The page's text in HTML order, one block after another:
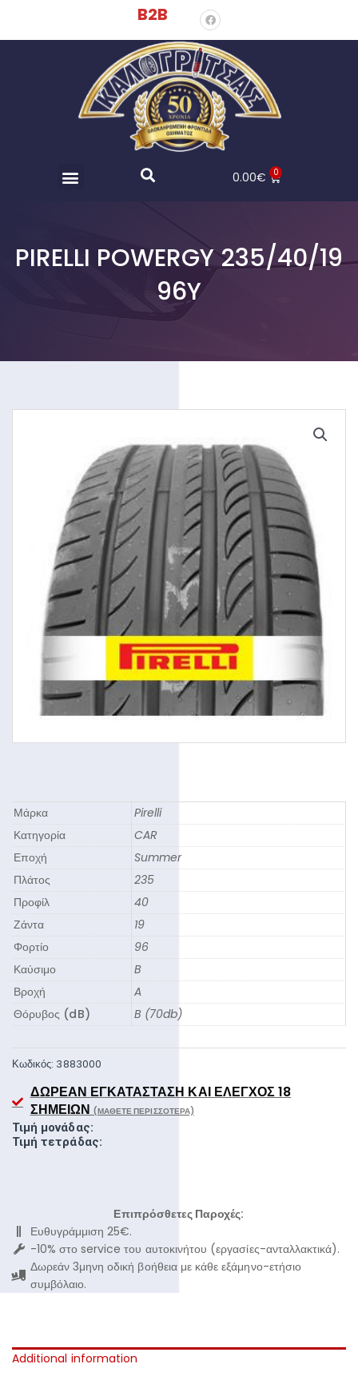
B2B
0.00€ 0
PIRELLI POWERGY 235/40/19
96Y
Μάρκα
Pirelli
Κατηγορία
CAR
Εποχή
Summer
Πλάτος
235
Προφίλ
40
Ζάντα
19
Φορτίο
96
Καύσιμο
B
Βροχή
A
Θόρυβος (dB)
B (70db)
Κωδικός: 3883000
ΔΩΡΕΆΝ ΕΓΚΑΤΆΣΤΑΣΗ ΚΑΙ ΈΛΕΓΧΟΣ 18
ΣΗΜΕΊΩΝ (ΜΆΘΕΤΕ ΠΕΡΙΣΣΌΤΕΡΑ)
Τιμή μονάδας:
Τιμή τετράδας:
Επιπρόσθετες Παροχές:
Ευθυγράμμιση 25€.
-10% στο service του αυτοκινήτου (εργασίες-ανταλλακτικά).
Δωρεάν 3μηνη οδική βοήθεια με κάθε εξάμηνο-ετήσιο
συμβόλαιο.
Additional information